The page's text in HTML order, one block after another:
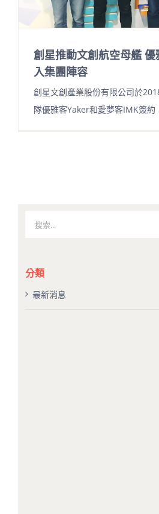
創星推動文創航空母艦
入集團陣容
創星文創產業股份有限公司於
隊優雅客Yaker和愛夢客IMK簽約
果：
分類
最新消息